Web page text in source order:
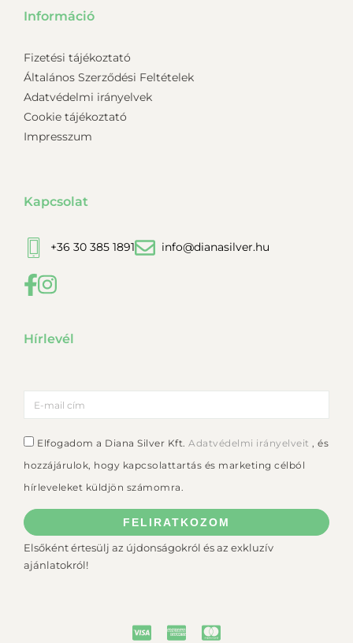
Információ
Fizetési tájékoztató
Általános Szerződési Feltételek
Adatvédelmi irányelvek
Cookie tájékoztató
Impresszum
Kapcsolat
+36 30 385 1891 info@dianasilver.hu
Hírlevél
Elfogadom a Diana Silver Kft. Adatvédelmi irányelveit , és
hozzájárulok, hogy kapcsolattartás és marketing célból
hírleveleket küldjön számomra.
FELIRATKOZOM
Elsőként értesülj az újdonságokról és az exkluzív
ajánlatokról!